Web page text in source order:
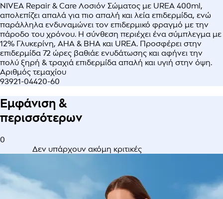
NIVEA Repair & Care Λοσιόν Σώματος με UREA 400ml,
απολεπίζει απαλά για πιο απαλή και λεία επιδερμίδα, ενώ
παράλληλα ενδυναμώνει τον επιδερμικό φραγμό με την
πάροδο του χρόνου. Η σύνθεση περιέχει ένα σύμπλεγμα με
12% Γλυκερίνη, AHA & BHA και UREA. Προσφέρει στην
επιδερμίδα 72 ώρες βαθιάε ενυδάτωσης και αφήνει την
πολύ ξηρή & τραχιά επιδερμίδα απαλή και υγιή στην όψη.
Αριθμός τεμαχίου
93921-04420-60
Εμφάνιση &
περισσότερων
0
Δεν υπάρχουν ακόμη κριτικές